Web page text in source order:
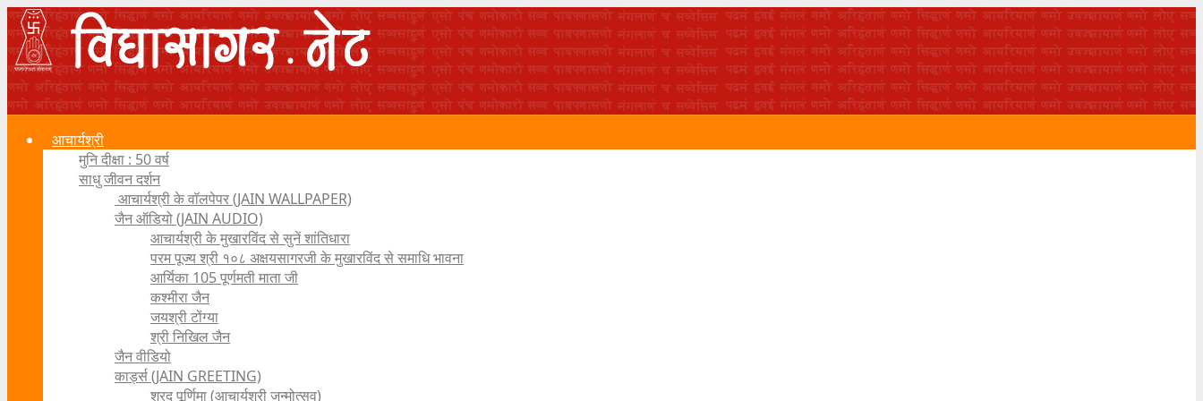
आचार्यश्री
मुनि दीक्षा : 50 वर्ष
साधु जीवन दर्शन
आचार्यश्री के वॉलपेपर (JAIN WALLPAPER)
जैन ऑडियो (JAIN AUDIO)
आचार्यश्री के मुखारविंद से सुनें शांतिधारा
परम पूज्य श्री १०८ अक्षयसागरजी के मुखारविंद से समाधि भावना
आर्यिका 105 पूर्णमती माता जी
कश्मीरा जैन
जयश्री टोंग्या
श्री निखिल जैन
जैन वीडियो
कार्ड्स (JAIN GREETING)
शरद पूर्णिमा (आचार्यश्री जन्मोत्सव)